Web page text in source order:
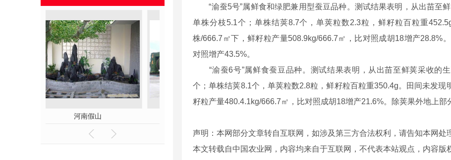
郑州雕塑
“渝蚕5号”属鲜食和绿肥兼用型蚕豆品种。测试结果表明，从出苗至鲜
单株分枝5.1个；单株结荚8.7个，单荚粒数2.3粒，鲜籽粒百粒重
株/666.7㎡下，鲜籽粒产量508.9kg/666.7㎡，比对照成胡18增产28.8%
对照增产43.5%。
“渝蚕6号”属鲜食蚕豆品种。测试结果表明，从出苗至鲜荚采收的
个；单株结荚8.1个，单荚粒数2.8粒，鲜籽粒百粒重350.4g。田间未发
籽粒产量480.4.1kg/666.7㎡，比对照成胡18增产21.6%。除荚果外地上部
声明：本网部分文章转自互联网，如涉及第三方合法权利，请告知本网处
本文转载自中国农业网，内容均来自于互联网，不代表本站观点，内容